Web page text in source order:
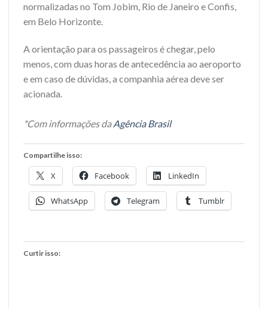
normalizadas no Tom Jobim, Rio de Janeiro e Confis,
em Belo Horizonte.
A orientação para os passageiros é chegar, pelo
menos, com duas horas de antecedência ao aeroporto
e em caso de dúvidas, a companhia aérea deve ser
acionada.
*Com informações daAgência Brasil
Compartilhe isso:
X Facebook LinkedIn
WhatsApp Telegram Tumblr
Curtir isso: